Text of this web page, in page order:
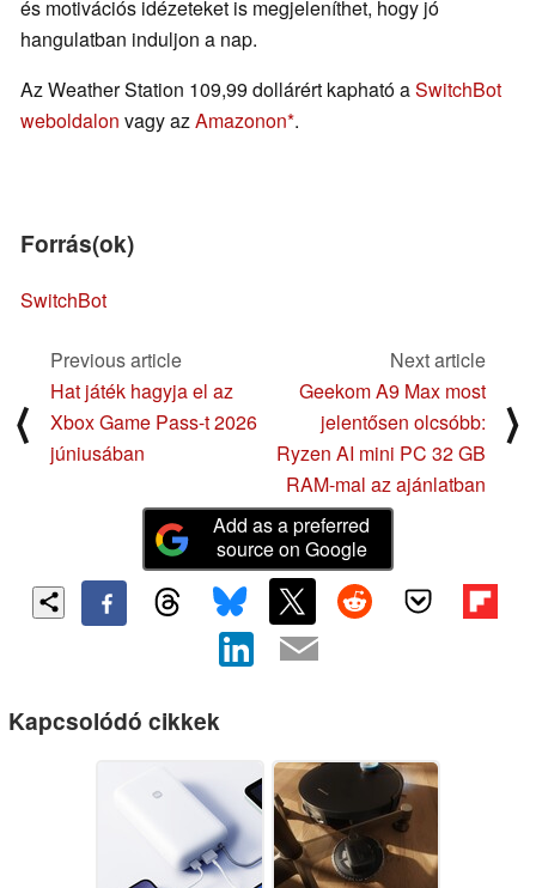
és motivációs idézeteket is megjeleníthet, hogy jó
hangulatban induljon a nap.
Az Weather Station 109,99 dollárért kapható aSwitchBot
weboldalon vagy az Amazonon .
Forrás(ok)
SwitchBot
⟨
Previous article
Hat játék hagyja el az
Xbox Game Pass-t 2026
júniusában
Next article
Geekom A9 Max most
jelentősen olcsóbb:
Ryzen AI mini PC 32 GB
RAM-mal az ajánlatban
⟩
Add as a preferred
source on Google
Kapcsolódó cikkek